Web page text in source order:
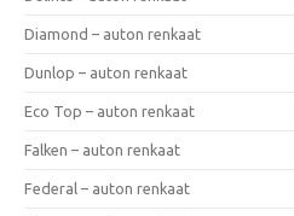
Diamond – auton renkaat
Dunlop – auton renkaat
Eco Top – auton renkaat
Falken – auton renkaat
Federal – auton renkaat